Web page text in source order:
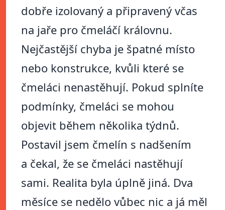
dobře izolovaný a připravený včas
na jaře pro čmeláčí královnu.
Nejčastější chyba je špatné místo
nebo konstrukce, kvůli které se
čmeláci nenastěhují. Pokud splníte
podmínky, čmeláci se mohou
objevit během několika týdnů.
Postavil jsem čmelín s nadšením
a čekal, že se čmeláci nastěhují
sami. Realita byla úplně jiná. Dva
měsíce se nedělo vůbec nic a já měl